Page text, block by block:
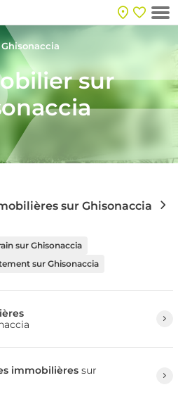
sur
sur Ghisonaccia
sur Ghisonaccia
sur Ghisonaccia
immobilièressur